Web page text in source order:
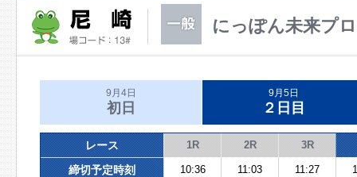
にっぽん未来プ
9月4日
初日
9月5日
２日目
レース 1R 2R 3R
締切予定時刻 10:36 11:03 11:27